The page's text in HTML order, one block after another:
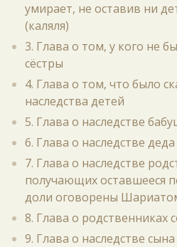
умирает, не оставив ни
(каляля)
3. Глава о том, у кого не
сёстры
4. Глава о том, что было
наследства детей
5. Глава о наследстве
6. Глава о наследстве деда
7. Глава о наследстве
получающих оставшееся
доли оговорены
8. Глава о родственниках
9. Глава о наследстве